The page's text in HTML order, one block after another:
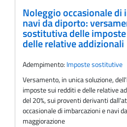
Noleggio occasionale di
navi da diporto:
sostitutiva delle
delle relative addizionali
Adempimento: Imposte sostitutive
Versamento, in unica soluzione,
imposte sui redditi e delle relative
del 20%, sui proventi derivanti
occasionale di imbarcazioni e navi
maggiorazione